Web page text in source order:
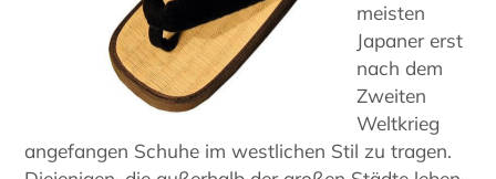
meisten
Japaner erst
nach dem
Zweiten
Weltkrieg
angefangen Schuhe im westlichen Stil zu tragen.